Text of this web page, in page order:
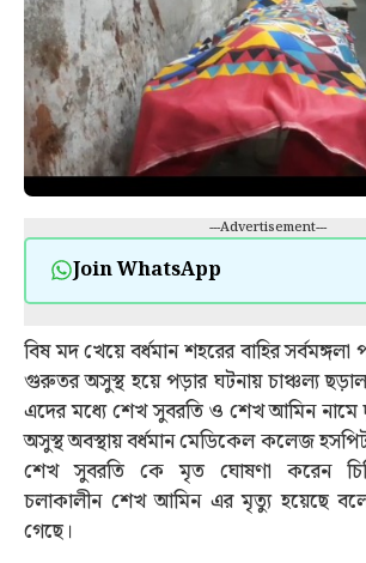
---Advertisement---
Join WhatsApp
বিষ মদ খেয়ে বর্ধমান শহরের বাহির
গুরুতর অসুস্থ হয়ে পড়ার ঘটনায় চাঞ্চল্য
এদের মধ্যে শেখ সুবরতি ও শেখ আমিন
অসুস্থ অবস্থায় বর্ধমান মেডিকেল কলেজ
শেখ সুবরতি কে মৃত ঘোষণা করেন
চলাকালীন শেখ আমিন এর মৃত্যু হয়েছে বলে
গেছে।